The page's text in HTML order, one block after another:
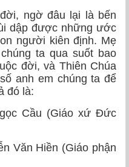
ngờ đâu lại là bến
dập được những ước
người kiên định. Mẹ
ta qua suốt bao
đời, và Thiên Chúa
anh em chúng ta để
đó là:
Cầu (Giáo xứ Đức
Văn Hiền (Giáo phận